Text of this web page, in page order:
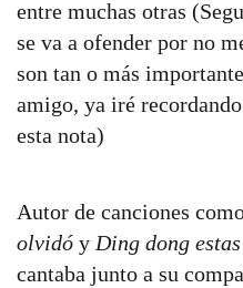
entre muchas otras
se va a ofender por no
son tan o más
amigo, ya iré
esta nota)
Autor de canciones
olvidó y Ding dong
cantaba junto a su